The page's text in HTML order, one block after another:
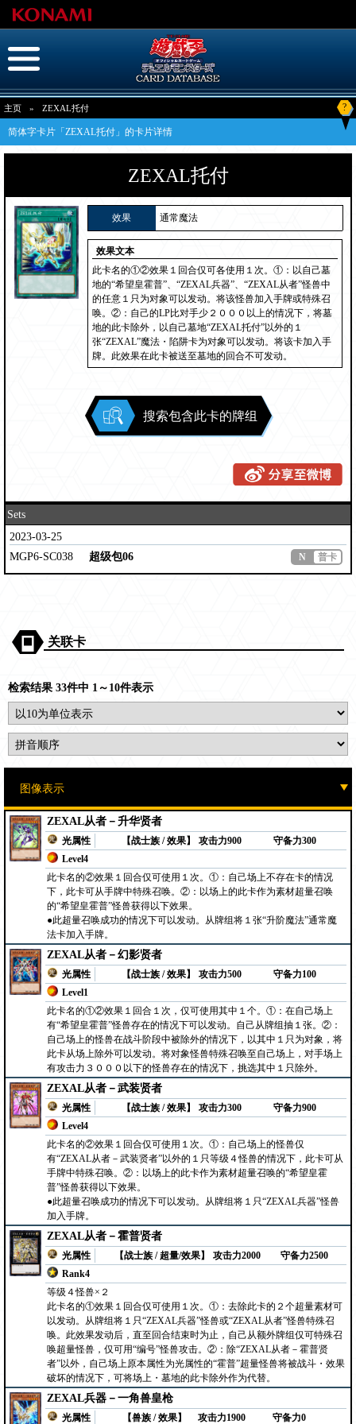
主页 » ZEXAL托付 ?
简体字卡片「ZEXAL托付」的卡片详情
ZEXAL托付
效果 通常魔法
效果文本
此卡名的①②效果１回合仅可各使用１次。①：以自己墓
地的“希望皇霍普”、“ZEXAL兵器”、“ZEXAL从者”怪兽中
的任意１只为对象可以发动。将该怪兽加入手牌或特殊召
唤。②：自己的LP比对手少２０００以上的情况下，将墓
地的此卡除外，以自己墓地“ZEXAL托付”以外的１
张“ZEXAL”魔法・陷阱卡为对象可以发动。将该卡加入手
牌。此效果在此卡被送至墓地的回合不可发动。
搜索包含此卡的牌组
Sets
2023-03-25
MGP6-SC038
超级包06 N 普卡
关联卡
检索结果 33件中 1～10件表示
ZEXAL从者－升华贤者
光属性
【战士族 / 效果】
Level4
攻击力900 守备力300
此卡名的②效果１回合仅可使用１次。①：自己场上不存在卡的情况
下，此卡可从手牌中特殊召唤。②：以场上的此卡作为素材超量召唤
的“希望皇霍普”怪兽获得以下效果。
●此超量召唤成功的情况下可以发动。从牌组将１张“升阶魔法”通常魔
法卡加入手牌。
ZEXAL从者－幻影贤者
光属性
【战士族 / 效果】
Level1
攻击力500 守备力100
此卡名的①②效果１回合１次，仅可使用其中１个。①：在自己场上
有“希望皇霍普”怪兽存在的情况下可以发动。自己从牌组抽１张。②：
自己场上的怪兽在战斗阶段中被除外的情况下，以其中１只为对象，将
此卡从场上除外可以发动。将对象怪兽特殊召唤至自己场上，对手场上
有攻击力３０００以下的怪兽存在的情况下，挑选其中１只除外。
ZEXAL从者－武装贤者
光属性
【战士族 / 效果】
Level4
攻击力300 守备力900
此卡名的②效果１回合仅可使用１次。①：自己场上的怪兽仅
有“ZEXAL从者－武装贤者”以外的１只等级４怪兽的情况下，此卡可从
手牌中特殊召唤。②：以场上的此卡作为素材超量召唤的“希望皇霍
普”怪兽获得以下效果。
●此超量召唤成功的情况下可以发动。从牌组将１只“ZEXAL兵器”怪兽
加入手牌。
ZEXAL从者－霍普贤者
光属性
【战士族 / 超量/效果】
Rank4
攻击力2000 守备力2500
等级４怪兽×２
此卡名的①效果１回合仅可使用１次。①：去除此卡的２个超量素材可
以发动。从牌组将１只“ZEXAL兵器”怪兽或“ZEXAL从者”怪兽特殊召
唤。此效果发动后，直至回合结束时为止，自己从额外牌组仅可特殊召
唤超量怪兽，仅可用“编号”怪兽攻击。②：除“ZEXAL从者－霍普贤
者”以外，自己场上原本属性为光属性的“霍普”超量怪兽将被战斗・效果
破坏的情况下，可将场上・墓地的此卡除外作为代替。
ZEXAL兵器－一角兽皇枪
光属性 【兽族 / 效果】 攻击力1900 守备力0